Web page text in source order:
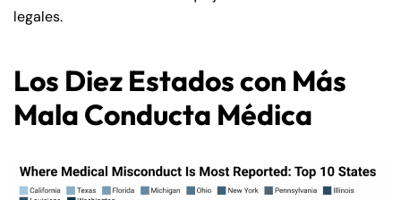
legales.
Los Diez Estados con Más
Mala Conducta Médica